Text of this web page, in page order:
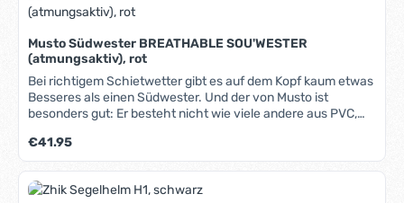
Musto Südwester BREATHABLE SOU'WESTER
(atmungsaktiv), rot
Bei richtigem Schietwetter gibt es auf dem Kopf kaum etwas
Besseres als einen Südwester. Und der von Musto ist
besonders gut: Er besteht nicht wie viele andere aus PVC,
ist er dennoch 100% wasserdicht, sogar die Nähte sind
getaped. Die äußere DWR-Beschichtung (Durable Water
Repellent) lässt Wasser abperlen, sodass sich das Gewebe
gar nicht erst vollsaugen kann. Dadurch wird der Südwester
Regulärer Preis:
€41.95